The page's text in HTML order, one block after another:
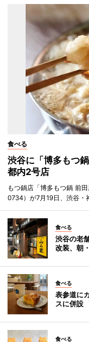
食べる
渋谷に「博多もつ
都内2号店
もつ鍋店「博多もつ鍋 前
0734）が7月19日、渋谷・
食べる
渋谷の老
改装、朝
食べる
表参道に
スに併設
食べる